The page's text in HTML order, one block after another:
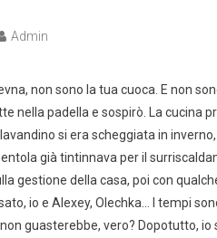
Admin
non sono la tua cuoca. E non
nella padella e sospirò. La cucina
si era scheggiata in
già tintinnava per il
gestione della casa, poi con
io e Alexey, Olechka… I tempi
guasterebbe, vero? Dopotutto,